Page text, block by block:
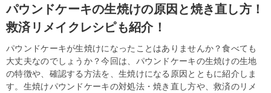
パウンドケーキの生焼けの原因と焼き直し方！
救済リメイクレシピも紹介！
パウンドケーキが生焼けになったことはありませんか？食べても
大丈夫なのでしょうか？今回は、パウンドケーキの生焼けの生地
の特徴や、確認する方法を、生焼けになる原因とともに紹介しま
す。生焼けパウンドケーキの対処法・焼き直し方や、救済のリメ